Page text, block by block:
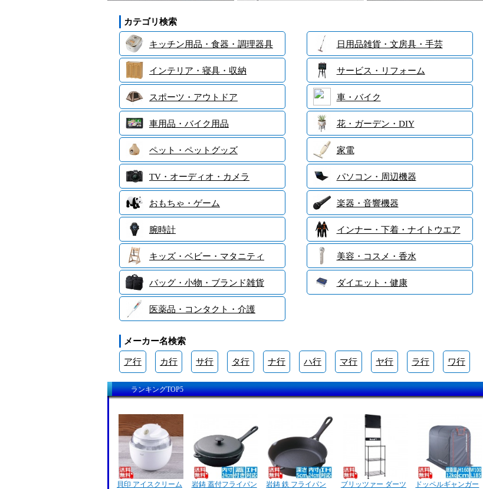
カテゴリ検索
キッチン用品・食器・調理器具 日用品雑貨・文房具・手芸
インテリア・寝具・収納 サービス・リフォーム
スポーツ・アウトドア 車・バイク
車用品・バイク用品 花・ガーデン・DIY
ペット・ペットグッズ 家電
TV・オーディオ・カメラ パソコン・周辺機器
おもちゃ・ゲーム 楽器・音響機器
腕時計 インナー・下着・ナイトウエア
キッズ・ベビー・マタニティ 美容・コスメ・香水
バッグ・小物・ブランド雑貨 ダイエット・健康
医薬品・コンタクト・介護
メーカー名検索
ア行 カ行 サ行 タ行 ナ行 ハ行 マ行 ヤ行 ラ行 ワ行
ランキングTOP5
貝印 アイスクリーム
岩鋳 蓋付フライパン
岩鋳 鉄 フライパン
ブリッツァー ダーツ
ドッペルギャンガー